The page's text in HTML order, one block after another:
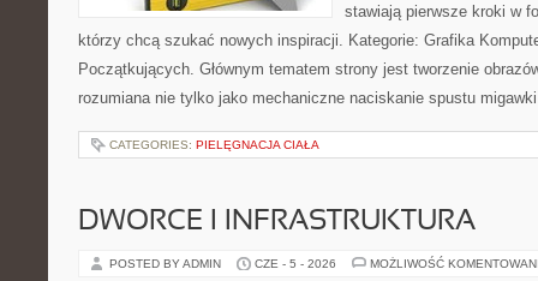
stawiają pierwsze kroki w
którzy chcą szukać nowych inspiracji. Kategorie: Grafika
Początkujących. Głównym tematem strony jest tworzenie
rozumiana nie tylko jako mechaniczne naciskanie spustu
CATEGORIES: PIELĘGNACJA CIAŁA
DWORCE I INFRASTRUKTURA
POSTED BY ADMIN CZE - 5 - 2026 MOŻLIWOŚĆ